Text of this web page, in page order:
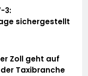
3:
sichergestellt
Zoll geht auf
Taxibranche